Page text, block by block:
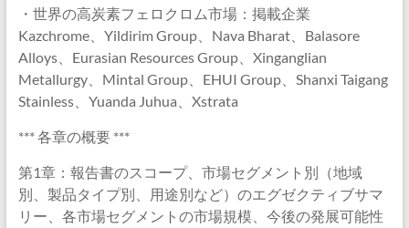
・世界の高炭素フェロクロム市場：掲載企業
Kazchrome、Yildirim Group、Nava Bharat、Balasore
Alloys、Eurasian Resources Group、Xinganglian
Metallurgy、Mintal Group、EHUI Group、Shanxi Taigang
Stainless、Yuanda Juhua、Xstrata
*** 各章の概要 ***
第1章：報告書のスコープ、市場セグメント別（地域
別、製品タイプ別、用途別など）のエグゼクティブサマ
リー、各市場セグメントの市場規模、今後の発展可能性